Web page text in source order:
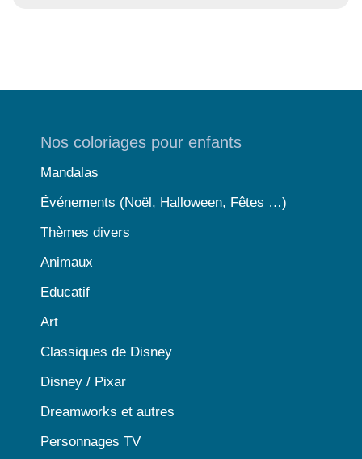
Nos coloriages pour enfants
Mandalas
Événements (Noël, Halloween, Fêtes …)
Thèmes divers
Animaux
Educatif
Art
Classiques de Disney
Disney / Pixar
Dreamworks et autres
Personnages TV